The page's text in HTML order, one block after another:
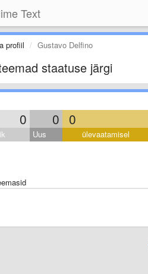
Text
profiil Gustavo Delfino
staatuse järgi
0 0 0
Uus ülevaatamisel